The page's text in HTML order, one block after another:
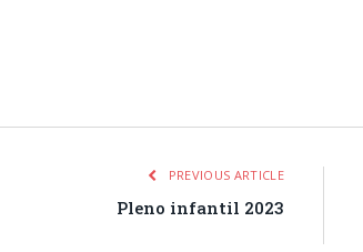
PREVIOUS ARTICLE
Pleno infantil 2023